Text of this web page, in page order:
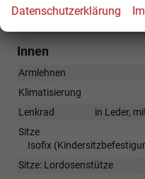
(CY0) Stahlräder
Innen
Armlehnen
Klimatisierung
Lenkrad
in Leder,
Sitze
Isofix
Sitze: Lordosenstütze
Datenschutzerklärung